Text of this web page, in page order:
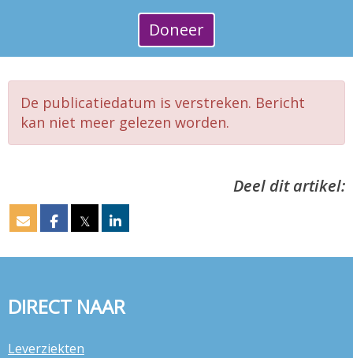
Doneer
De publicatiedatum is verstreken. Bericht
kan niet meer gelezen worden.
Deel dit artikel:
𝕏
DIRECT NAAR
Leverziekten